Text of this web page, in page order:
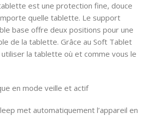
est une protection fine, douce
quelle tablette. Le support
base offre deux positions pour une
de la tablette. Grâce au Soft Tablet
la tablette où et comme vous le
en mode veille et actif
met automatiquement l’appareil en